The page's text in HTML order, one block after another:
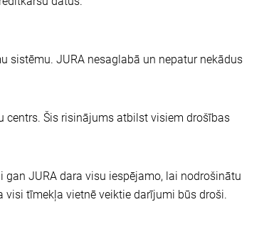
sistēmu. JURA nesaglabā un nepatur nekādus
Šis risinājums atbilst visiem drošības
JURA dara visu iespējamo, lai nodrošinātu
visi tīmekļa vietnē veiktie darījumi būs droši.